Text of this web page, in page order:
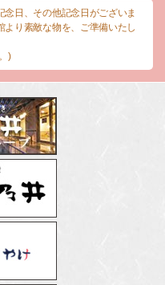
日、その他記念日がございま
より素敵な物を、ご準備いたし
)